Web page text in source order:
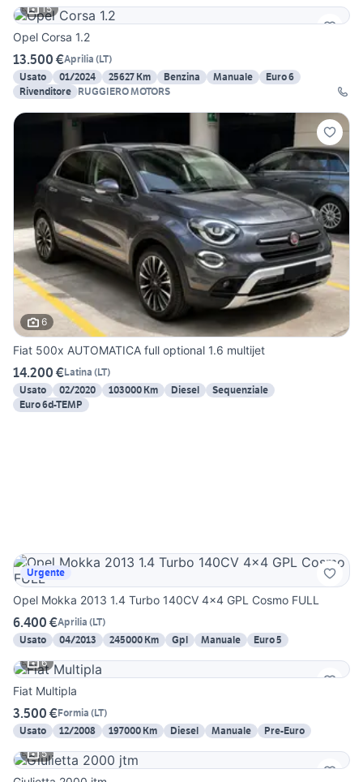
15
Opel Corsa 1.2
13.500 €Aprilia (LT)
Usato
01/2024 25627 Km Benzina Manuale
Euro 6
Rivenditore RUGGIERO MOTORS
6
Fiat 500x AUTOMATICA full optional 1.6 multijet
14.200 €Latina (LT)
Usato
02/2020 103000 Km Diesel
Sequenziale
Euro 6d-TEMP
Urgente
Opel Mokka 2013 1.4 Turbo 140CV 4x4 GPL Cosmo FULL
6.400 €Aprilia (LT)
Usato
04/2013 245000 Km Gpl Manuale
Euro 5
6
Fiat Multipla
3.500 €Formia (LT)
Usato
12/2008 197000 Km Diesel Manuale
Pre-Euro
5